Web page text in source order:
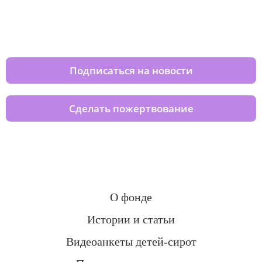
Подписаться на новости
Сделать пожертвование
О фонде
Истории и статьи
Видеоанкеты детей-сирот